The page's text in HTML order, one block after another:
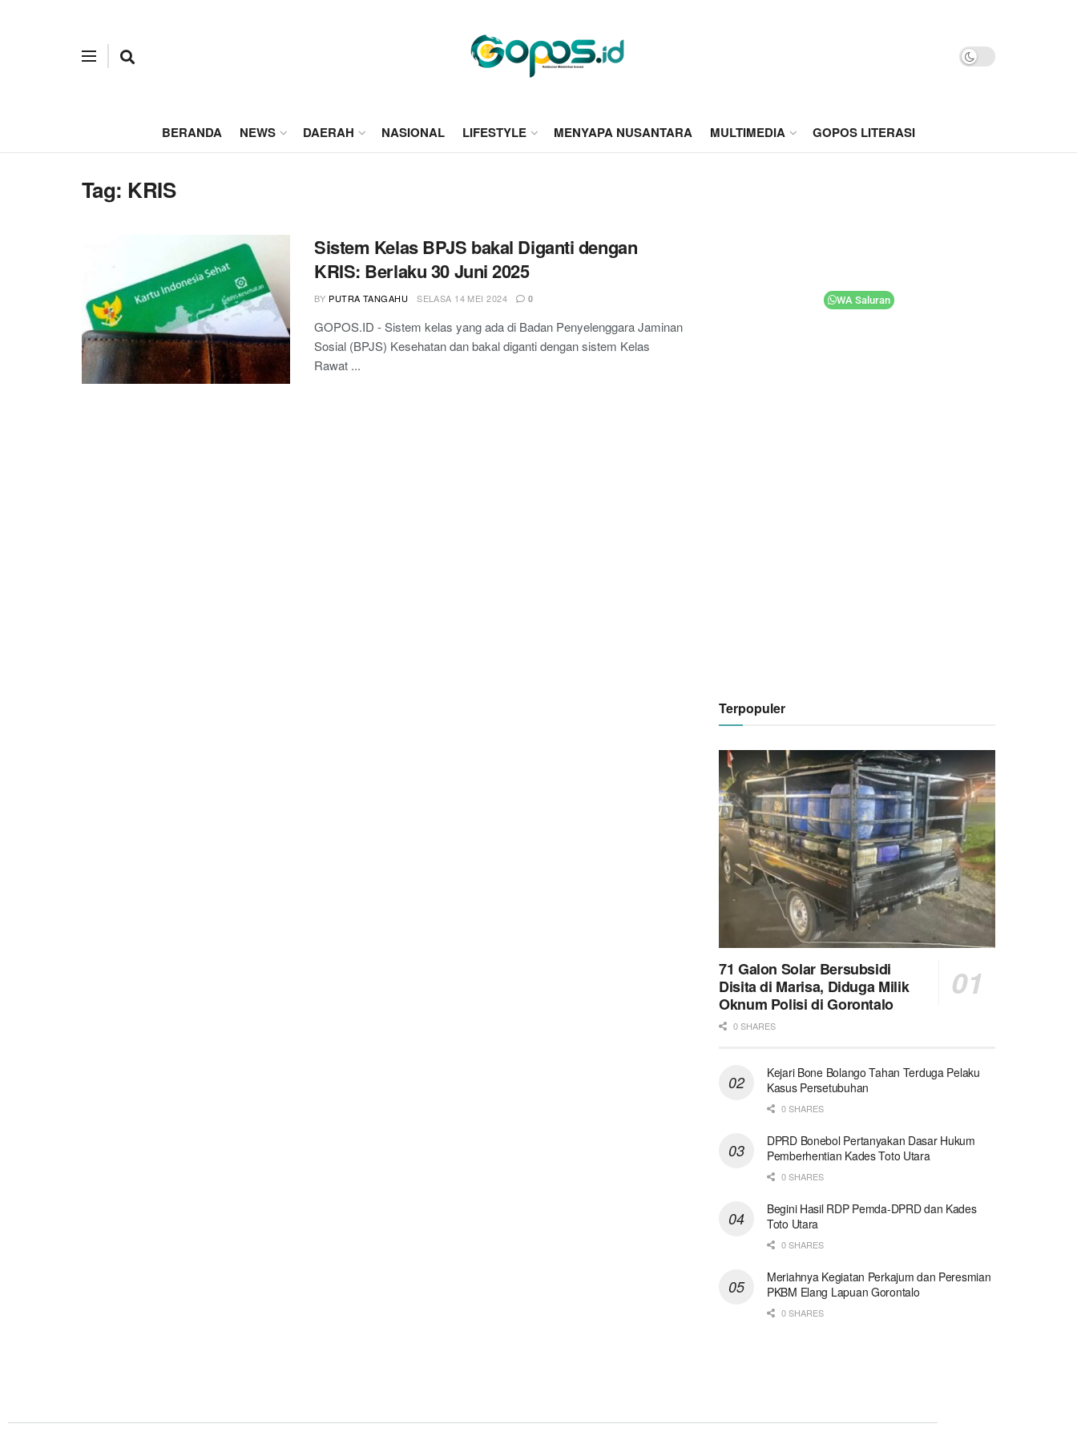
BERANDA NEWS DAERAH NASIONAL LIFESTYLE MENYAPA NUSANTARA MULTIMEDIA GOPOS LITERASI
Tag: KRIS
Sistem Kelas BPJS bakal Diganti dengan
KRIS: Berlaku 30 Juni 2025
BY PUTRA TANGAHU SELASA 14 MEI 2024 0
GOPOS.ID - Sistem kelas yang ada di Badan Penyelenggara Jaminan
Sosial (BPJS) Kesehatan dan bakal diganti dengan sistem Kelas
Rawat ...
Terpopuler
71 Galon Solar Bersubsidi
Disita di Marisa, Diduga Milik
Oknum Polisi di Gorontalo
0 SHARES
Kejari Bone Bolango Tahan Terduga Pelaku
Kasus Persetubuhan
0 SHARES
DPRD Bonebol Pertanyakan Dasar Hukum
Pemberhentian Kades Toto Utara
0 SHARES
Begini Hasil RDP Pemda-DPRD dan Kades
Toto Utara
0 SHARES
Meriahnya Kegiatan Perkajum dan Peresmian
PKBM Elang Lapuan Gorontalo
0 SHARES
WA Saluran